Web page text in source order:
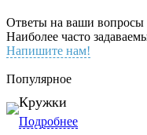
Ответы на ваши вопросы
Наиболее часто
Напишите нам!
Популярное
Кружки
Подробнее